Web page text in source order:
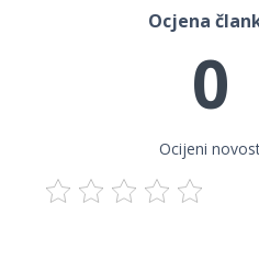
Ocjena
0
Ocijeni